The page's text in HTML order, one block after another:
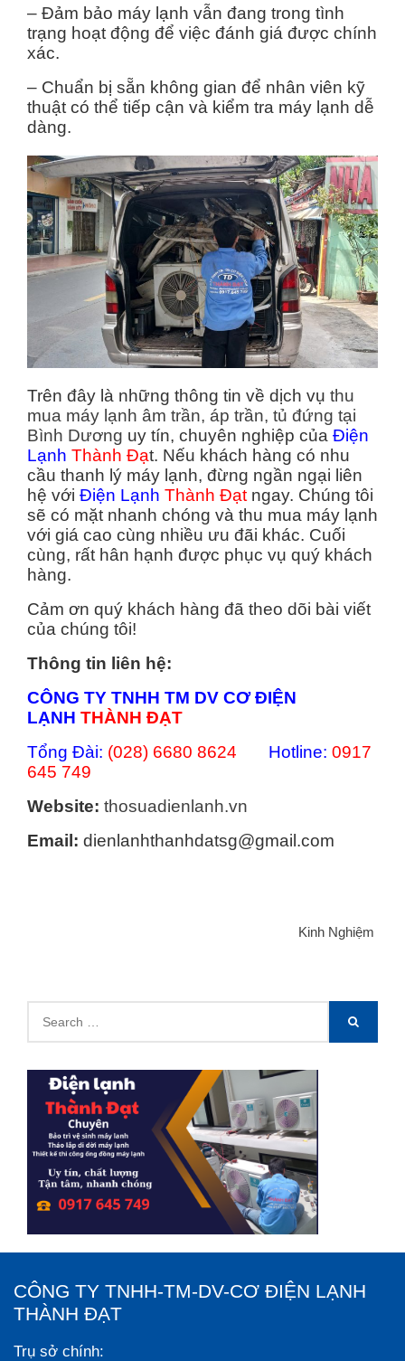
– Đảm bảo máy lạnh vẫn đang trong tình
trạng hoạt động để việc đánh giá được chính
xác.
– Chuẩn bị sẵn không gian để nhân viên kỹ
thuật có thể tiếp cận và kiểm tra máy lạnh dễ
dàng.
Trên đây là những thông tin về dịch vụ thu
mua máy lạnh âm trần, áp trần, tủ đứng tại
Bình Dương uy tín, chuyên nghiệp của Điện
Lạnh Thành Đạt. Nếu khách hàng có nhu
cầu thanh lý máy lạnh, đừng ngần ngại liên
hệ với Điện Lạnh Thành Đạt ngay. Chúng tôi
sẽ có mặt nhanh chóng và thu mua máy lạnh
với giá cao cùng nhiều ưu đãi khác. Cuối
cùng, rất hân hạnh được phục vụ quý khách
hàng.
Cảm ơn quý khách hàng đã theo dõi bài viết
của chúng tôi!
Thông tin liên hệ:
CÔNG TY TNHH TM DV CƠ ĐIỆN
LẠNH THÀNH ĐẠT
Tổng Đài: (028) 6680 8624 Hotline: 0917
645 749
Website: thosuadienlanh.vn
Email: dienlanhthanhdatsg@gmail.com
Kinh Nghiệm
for:
SEARCH
CÔNG TY TNHH-TM-DV-CƠ ĐIỆN LẠNH
THÀNH ĐẠT
Trụ sở chính: